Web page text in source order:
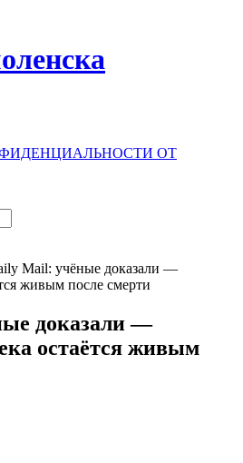
ОТ
Mail: учёные доказали —
живым после смерти
доказали —
остаётся живым